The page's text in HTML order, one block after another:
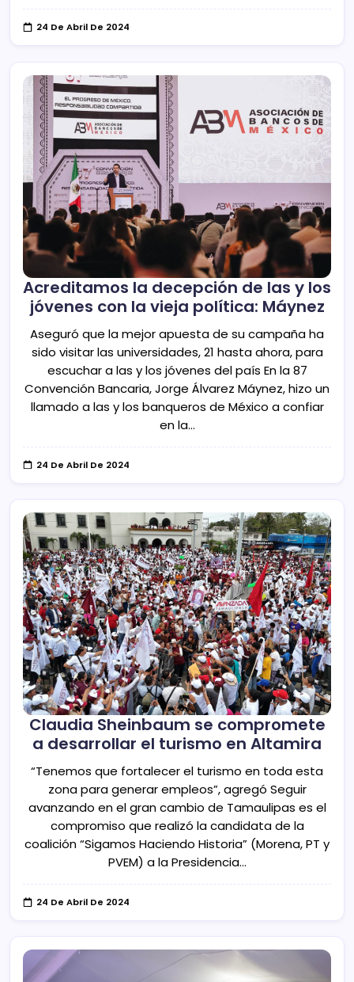
24 De Abril De 2024
Acreditamos la decepción de las y los
jóvenes con la vieja política: Máynez
Aseguró que la mejor apuesta de su campaña ha
sido visitar las universidades, 21 hasta ahora, para
escuchar a las y los jóvenes del país En la 87
Convención Bancaria, Jorge Álvarez Máynez, hizo un
llamado a las y los banqueros de México a confiar
en la…
24 De Abril De 2024
Claudia Sheinbaum se compromete
a desarrollar el turismo en Altamira
“Tenemos que fortalecer el turismo en toda esta
zona para generar empleos”, agregó Seguir
avanzando en el gran cambio de Tamaulipas es el
compromiso que realizó la candidata de la
coalición “Sigamos Haciendo Historia” (Morena, PT y
PVEM) a la Presidencia…
24 De Abril De 2024